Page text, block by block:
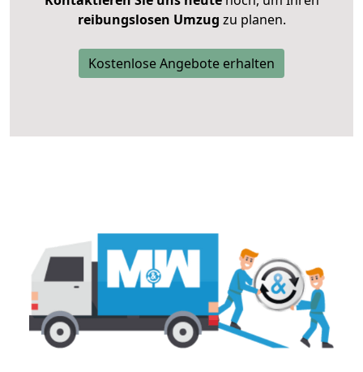
reibungslosen Umzug zu planen.
Kostenlose Angebote erhalten